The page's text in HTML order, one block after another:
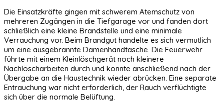
Die Einsatzkräfte gingen mit schwerem Atemschutz von
mehreren Zugängen in die Tiefgarage vor und fanden dort
schließlich eine kleine Brandstelle und eine minimale
Verrauchung vor. Beim Brandgut handelte es sich vermutlich
um eine ausgebrannte Damenhandtasche. Die Feuerwehr
führte mit einem Kleinlöschgerät noch kleinere
Nachlöscharbeiten durch und konnte anschließend nach der
Übergabe an die Haustechnik wieder abrücken. Eine separate
Entrauchung war nicht erforderlich, der Rauch verflüchtigte
sich über die normale Belüftung.